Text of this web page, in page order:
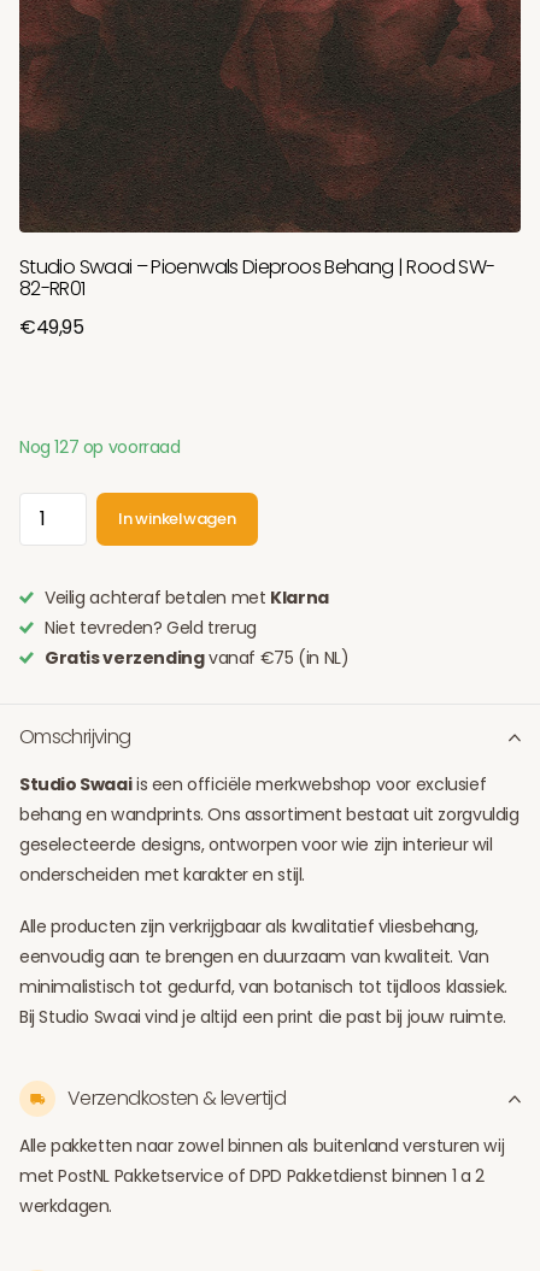
Studio Swaai – Pioenwals Dieproos Behang | Rood SW-
82-RR01
€49,95
Nog 127 op voorraad
In winkelwagen
Veilig achteraf betalen met Klarna
Niet tevreden? Geld trerug
Gratis verzendingvanaf €75 (in NL)
Omschrijving
Studio Swaaiis een officiële merkwebshop voor exclusief
behang en wandprints. Ons assortiment bestaat uit zorgvuldig
geselecteerde designs, ontworpen voor wie zijn interieur wil
onderscheiden met karakter en stijl.
Alle producten zijn verkrijgbaar als kwalitatief vliesbehang,
eenvoudig aan te brengen en duurzaam van kwaliteit. Van
minimalistisch tot gedurfd, van botanisch tot tijdloos klassiek.
Bij Studio Swaai vind je altijd een print die past bij jouw ruimte.
Verzendkosten & levertijd
Alle pakketten naar zowel binnen als buitenland versturen wij
met PostNL Pakketservice of DPD Pakketdienst binnen 1 a 2
werkdagen.